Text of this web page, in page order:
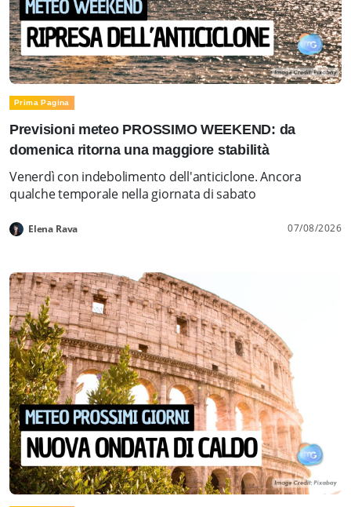
Prima Pagina
Previsioni meteo PROSSIMO WEEKEND: da
domenica ritorna una maggiore stabilità
Venerdì con indebolimento dell'anticiclone. Ancora
qualche temporale nella giornata di sabato
Elena Rava 07/08/2026